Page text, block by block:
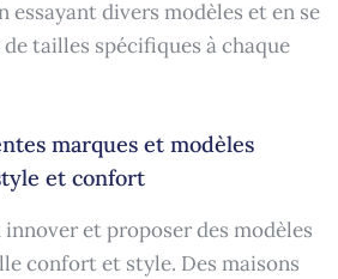
essayant divers modèles et en se
tailles spécifiques à chaque
marques et modèles
et confort
et proposer des modèles
confort et style. Des maisons